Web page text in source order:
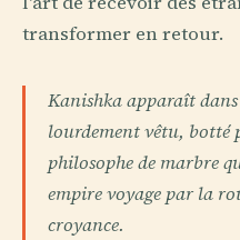
transformer en retour.
Kanishka apparaît
lourdement vêtu, botté
philosophe de marbre
empire voyage par la
croyance.